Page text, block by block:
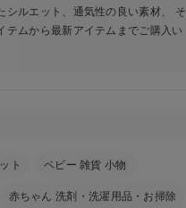
ルエット、通気性の良い素材、 そ
ムから最新アイテムまでご購入い
ト ベビー 雑貨 小物
赤ちゃん 洗剤・洗濯用品・お掃除